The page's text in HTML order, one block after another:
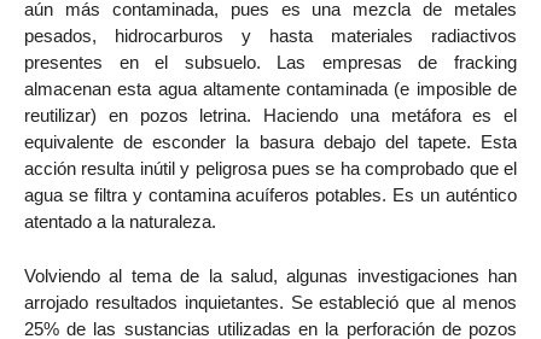
aún más contaminada, pues es una mezcla de metales
pesados, hidrocarburos y hasta materiales radiactivos
presentes en el subsuelo. Las empresas de fracking
almacenan esta agua altamente contaminada (e imposible de
reutilizar) en pozos letrina. Haciendo una metáfora es el
equivalente de esconder la basura debajo del tapete. Esta
acción resulta inútil y peligrosa pues se ha comprobado que el
agua se filtra y contamina acuíferos potables. Es un auténtico
atentado a la naturaleza.
Volviendo al tema de la salud, algunas investigaciones han
arrojado resultados inquietantes. Se estableció que al menos
25% de las sustancias utilizadas en la perforación de pozos